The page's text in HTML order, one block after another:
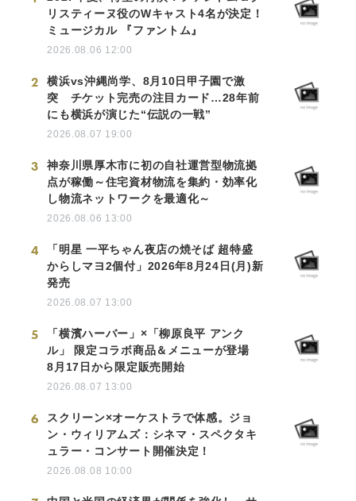
リスティーヌ役のWキャスト4名が決定！
ミュージカル 『ファントム』
2026.08.06 12:00
2
横浜vs沖縄尚学、8月10日甲子園で激
突 チケット完売の注目カード…28年前
にも横浜が演じた“伝説の一戦”
2026.08.07 19:00
3
神奈川県厚木市に初の自社運営型物流拠
点が稼働～住宅資材物流を集約・効率化
し物流ネットワークを最適化～
2026.08.06 13:00
4
「明星 一平ちゃん夜店の焼そば 超特盛
からしマヨ2個付」2026年8月24日(月)新
発売
2026.08.07 13:00
5
「横濱ハーバー」×「柳原良平 アンク
ル」 限定コラボ商品＆メニューが登場
8月17日から限定販売開始
2026.08.07 13:00
6
スクリーン×オーケストラで体感。ジョ
ン・ウィリアムズ：シネマ・スペクタキ
ュラー・コンサート開催決定！
2026.08.08 10:00